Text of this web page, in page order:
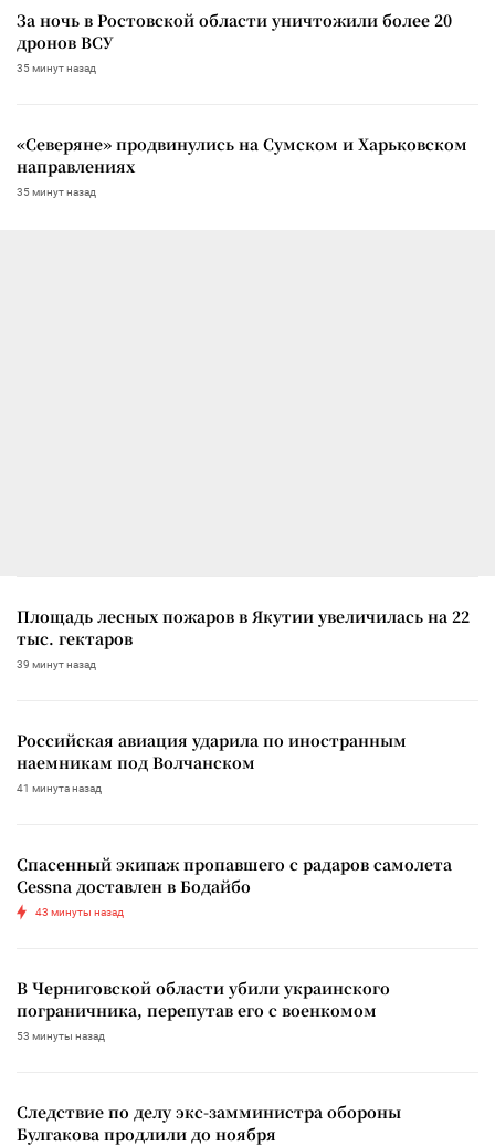
За ночь в Ростовской области уничтожили более 20
дронов ВСУ
35 минут назад
«Северяне» продвинулись на Сумском и Харьковском
направлениях
35 минут назад
Площадь лесных пожаров в Якутии увеличилась на 22
тыс. гектаров
39 минут назад
Российская авиация ударила по иностранным
наемникам под Волчанском
41 минута назад
Спасенный экипаж пропавшего с радаров самолета
Cessna доставлен в Бодайбо
43 минуты назад
В Черниговской области убили украинского
пограничника, перепутав его с военкомом
53 минуты назад
Следствие по делу экс-замминистра обороны
Булгакова продлили до ноября